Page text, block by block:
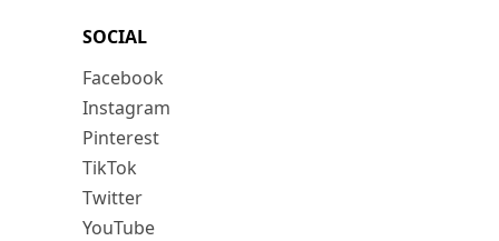
SOCIAL
Facebook
Instagram
Pinterest
TikTok
Twitter
YouTube